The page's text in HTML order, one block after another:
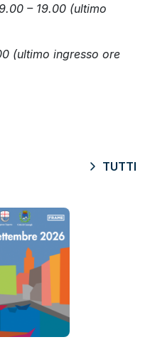
– 19.00 (ultimo
(ultimo ingresso ore
TUTTI